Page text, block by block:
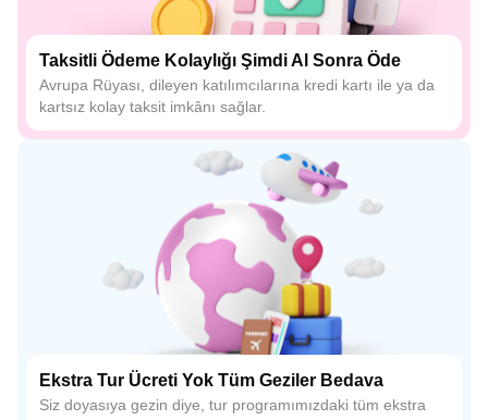
Taksitli Ödeme Kolaylığı Şimdi Al Sonra Öde
Avrupa Rüyası, dileyen katılımcılarına kredi kartı ile ya da
kartsız kolay taksit imkânı sağlar.
Ekstra Tur Ücreti Yok Tüm Geziler Bedava
Siz doyasıya gezin diye, tur programımızdaki tüm ekstra